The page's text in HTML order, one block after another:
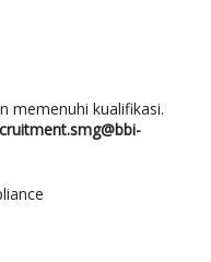
memenuhi kualifikasi.